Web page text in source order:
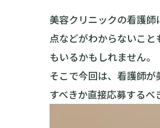
美容クリニックの看護
点などがわからないこ
もいるかもしれません。
そこで今回は、看護師
すべきか直接応募するべ